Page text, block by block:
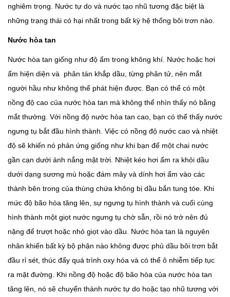
nghiêm trọng. Nước tự do và nước tạo nhũ tương đặc biệt là
những trạng thái có hại nhất trong bất kỳ hệ thống bôi trơn nào.
Nước hòa tan
Nước hòa tan giống như độ ẩm trong không khí. Nước hoặc hơi
ẩm hiện diện và phân tán khắp dầu, từng phân tử, nên mắt
người hầu như không thể phát hiện được. Bạn có thể có một
nồng độ cao của nước hòa tan mà không thể nhìn thấy nó bằng
mắt thường. Với nồng độ nước hòa tan cao, bạn có thể thấy nước
ngưng tụ bắt đầu hình thành. Việc có nồng độ nước cao và nhiệt
độ sẽ khiến nó phản ứng giống như khi bạn để một chai nước
gần cạn dưới ánh nắng mặt trời. Nhiệt kéo hơi ẩm ra khỏi dầu
dưới dạng sương mù hoặc đám mây và dính hơi ẩm vào các
thành bên trong của thùng chứa không bị dầu bắn tung tóe. Khi
mức độ bão hòa tăng lên, sự ngưng tụ hình thành và cuối cùng
hình thành một giọt nước ngưng tụ chờ sẵn, rồi nó trở nên đủ
nặng để trượt hoặc nhỏ giọt vào dầu. Nước hòa tan là nguyên
nhân khiến bất kỳ bộ phận nào không được phủ dầu bôi trơn bắt
đầu rỉ sét, thúc đẩy quá trình oxy hóa và có thể ô nhiễm tiếp tục
ra mặt đường. Khi nồng độ hoặc độ bão hòa của nước hòa tan
tăng lên, nó sẽ chuyển thành nước tự do hoặc tạo nhũ tương với